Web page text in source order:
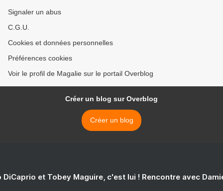
Signaler un abus
C.G.U.
Cookies et données personnelles
Préférences cookies
Voir le profil de Magalie sur le portail Overblog
Créer un blog sur Overblog
Créer un blog
DiCaprio et Tobey Maguire, c'est lui ! Rencontre avec